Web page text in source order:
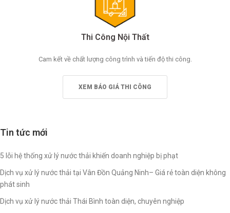
Thi Công Nội Thất
Cam kết về chất lượng công trình và tiến độ thi công.
XEM BÁO GIÁ THI CÔNG
Tin tức mới
5 lỗi hệ thống xử lý nước thải khiến doanh nghiệp bị phạt
Dịch vụ xử lý nước thải tại Vân Đồn Quảng Ninh– Giá rẻ toàn diện không
phát sinh
Dịch vụ xử lý nước thải Thái Bình toàn diện, chuyên nghiệp